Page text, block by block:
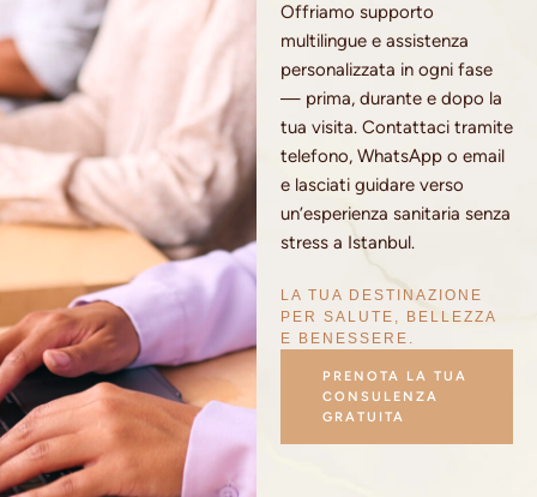
Offriamo supporto
multilingue e assistenza
personalizzata in ogni fase
— prima, durante e dopo la
tua visita. Contattaci tramite
telefono, WhatsApp o email
e lasciati guidare verso
un’esperienza sanitaria senza
stress a Istanbul.
LA TUA DESTINAZIONE
PER SALUTE, BELLEZZA
E BENESSERE.
PRENOTA LA TUA
CONSULENZA
GRATUITA